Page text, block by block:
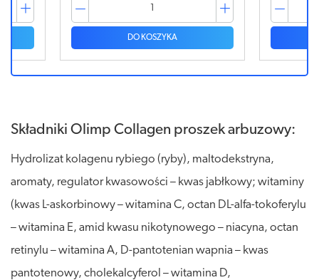
DO KOSZYKA
Składniki Olimp Collagen proszek arbuzowy:
Hydrolizat kolagenu rybiego (ryby), maltodekstryna,
aromaty, regulator kwasowości – kwas jabłkowy; witaminy
(kwas L-askorbinowy – witamina C, octan DL-alfa-tokoferylu
– witamina E, amid kwasu nikotynowego – niacyna, octan
retinylu – witamina A, D-pantotenian wapnia – kwas
pantotenowy, cholekalcyferol – witamina D,